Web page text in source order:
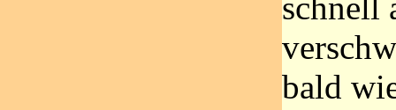
bald